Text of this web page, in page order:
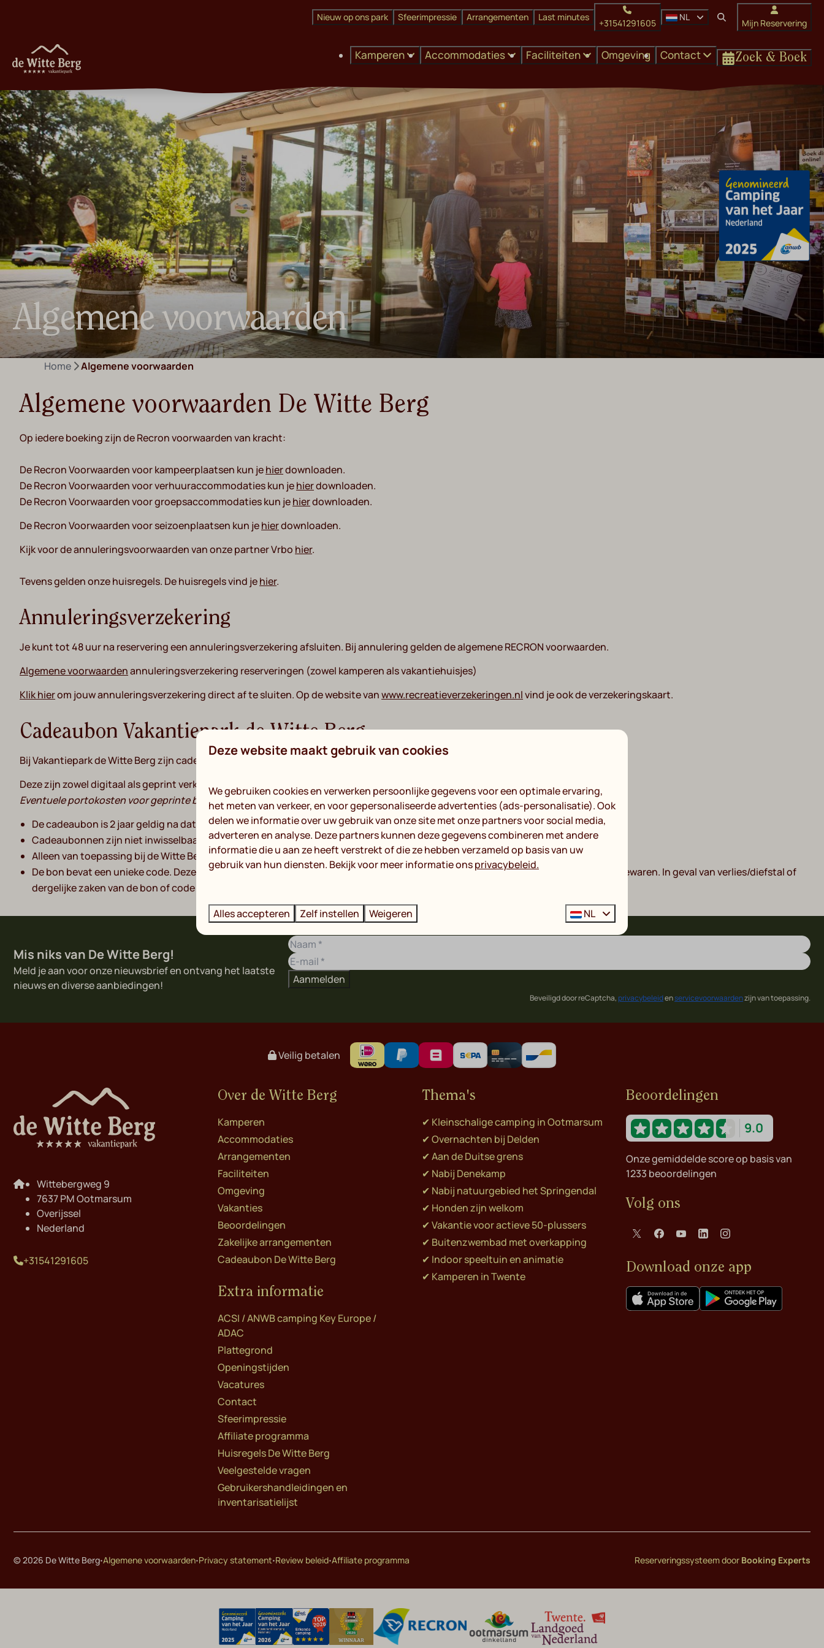
Nieuw op ons park Sfeerimpressie Arrangementen Last minutes
+31541291605
NL
Mijn Reservering
Kamperen Accommodaties Faciliteiten Omgeving Contact Zoek & Boek
Algemene voorwaarden
Home Algemene voorwaarden
Algemene voorwaarden De Witte Berg
Op iedere boeking zijn de Recron voorwaarden van kracht:
De Recron Voorwaarden voor kampeerplaatsen kun jehierdownloaden.
De Recron Voorwaarden voor verhuuraccommodaties kun jehierdownloaden.
De Recron Voorwaarden voor groepsaccommodaties kun jehierdownloaden.
De Recron Voorwaarden voor seizoenplaatsen kun jehierdownloaden.
Kijk voor de annuleringsvoorwaarden van onze partner Vrbo hier.
Tevens gelden onze huisregels. De huisregels vind jehier.
Annuleringsverzekering
Je kunt tot 48 uur na reservering een annuleringsverzekering afsluiten. Bij annulering gelden de algemene RECRON voorwaarden.
Algemene voorwaardenannuleringsverzekering reserveringen (zowel kamperen als vakantiehuisjes)
Klik hierom jouw annuleringsverzekering direct af te sluiten. Op de website vanwww.recreatieverzekeringen.nlvind je ook de verzekeringskaart.
Cadeaubon Vakantiepark de Witte Berg
Bij Vakantiepark de Witte Berg zijn cadeaubonnen verkrijgbaar.
Deze zijn zowel digitaal als geprint verkrijgbaar bij de receptie of via de e-mail info@dewitteberg.nl.
Eventuele portokosten voor geprinte bonnen zijn voor eigen rekening.
De cadeaubon is 2 jaar geldig na datum van aanschaf
Cadeaubonnen zijn niet inwisselbaar voor geld
Alleen van toepassing bij de Witte Berg, niet inleverbaar in de horeca van Bie Heintje.
De bon bevat een unieke code. Deze code wordt slechts één keer verstrekt. Je dient de cadeaubon (inclusief code) zorgvuldig te bewaren. In geval van verlies/diefstal of
dergelijke zaken van de bon of code kunnen wij niet aansprakelijk worden gesteld.
Mis niks van De Witte Berg!
Meld je aan voor onze nieuwsbrief en ontvang het laatste
nieuws en diverse aanbiedingen!
Aanmelden
Beveiligd door reCaptcha, privacybeleidenservicevoorwaardenzijn van toepassing.
Veilig betalen
Wittebergweg 9
7637 PM Ootmarsum
Overijssel
Nederland
+31541291605
Over de Witte Berg
Kamperen
Accommodaties
Arrangementen
Faciliteiten
Omgeving
Vakanties
Beoordelingen
Zakelijke arrangementen
Cadeaubon De Witte Berg
Extra informatie
ACSI / ANWB camping Key Europe /
ADAC
Plattegrond
Openingstijden
Vacatures
Contact
Sfeerimpressie
Affiliate programma
Huisregels De Witte Berg
Veelgestelde vragen
Gebruikershandleidingen en
inventarisatielijst
Thema's
✔︎ Kleinschalige camping in Ootmarsum
✔︎ Overnachten bij Delden
✔︎ Aan de Duitse grens
✔︎ Nabij Denekamp
✔︎ Nabij natuurgebied het Springendal
✔︎ Honden zijn welkom
✔︎ Vakantie voor actieve 50-plussers
✔︎ Buitenzwembad met overkapping
✔︎ Indoor speeltuin en animatie
✔︎ Kamperen in Twente
Beoordelingen
9.0
Onze gemiddelde score op basis van
1233 beoordelingen
Volg ons
Download onze app
© 2026 De Witte Berg·Algemene voorwaarden·Privacy statement·Review beleid·Affiliate programma Reserveringssysteem door Booking Experts
Deze website maakt gebruik van cookies
We gebruiken cookies en verwerken persoonlijke gegevens voor een optimale ervaring,
het meten van verkeer, en voor gepersonaliseerde advertenties (ads-personalisatie). Ook
delen we informatie over uw gebruik van onze site met onze partners voor social media,
adverteren en analyse. Deze partners kunnen deze gegevens combineren met andere
informatie die u aan ze heeft verstrekt of die ze hebben verzameld op basis van uw
gebruik van hun diensten. Bekijk voor meer informatie onsprivacybeleid.
Alles accepteren Zelf instellen Weigeren NL